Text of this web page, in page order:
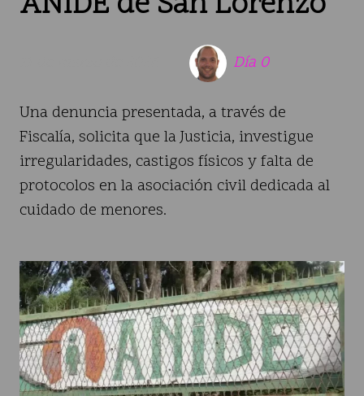
Una denuncia presentada, a través de
Fiscalía, solicita que la Justicia, investigue
irregularidades, castigos físicos y falta de
protocolos en la asociación civil dedicada al
cuidado de menores.
Día 0